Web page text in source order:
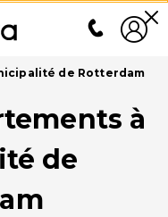
de Rotterdam
à
de